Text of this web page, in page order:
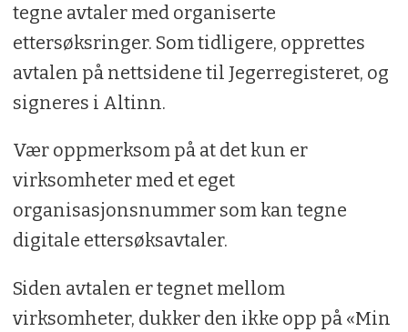
tegne avtaler med organiserte
ettersøksringer. Som tidligere, opprettes
avtalen på nettsidene til Jegerregisteret, og
signeres i Altinn.
Vær oppmerksom på at det kun er
virksomheter med et eget
organisasjonsnummer som kan tegne
digitale ettersøksavtaler.
Siden avtalen er tegnet mellom
virksomheter, dukker den ikke opp på «Min